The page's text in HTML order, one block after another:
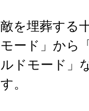
敵を埋葬する
モード」から
ルドモード」
す。